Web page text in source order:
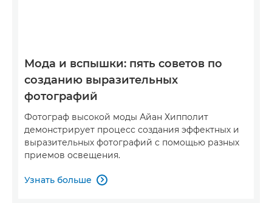
Мода и вспышки: пять советов по
созданию выразительных
фотографий
Фотограф высокой моды Айан Хипполит
демонстрирует процесс создания эффектных и
выразительных фотографий с помощью разных
приемов освещения.
Узнать больше 